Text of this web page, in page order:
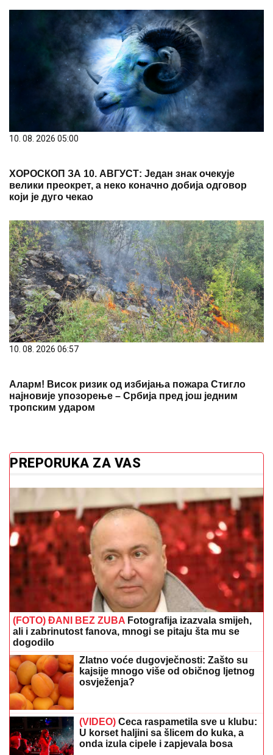
10. 08. 2026 05:00
ХОРОСКОП ЗА 10. АВГУСТ: Један знак очекује
велики преокрет, а неко коначно добија одговор
који је дуго чекао
10. 08. 2026 06:57
Аларм! Висок ризик од избијања пожара Стигло
најновије упозорење – Србија пред још једним
тропским ударом
PREPORUKA ZA VAS
(FOTO) ĐANI BEZ ZUBA Fotografija izazvala smijeh,
ali i zabrinutost fanova, mnogi se pitaju šta mu se
dogodilo
Zlatno voće dugovječnosti: Zašto su
kajsije mnogo više od običnog ljetnog
osvježenja?
(VIDEO) Ceca raspametila sve u klubu:
U korset haljini sa šlicem do kuka, a
onda izula cipele i zapjevala bosa